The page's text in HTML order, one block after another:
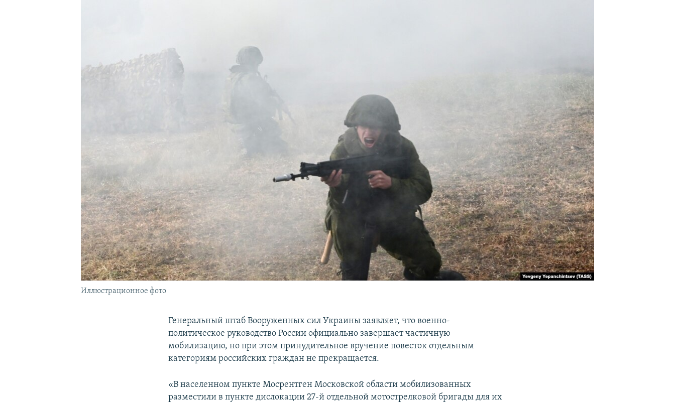
Иллюстрационное фото
Генеральный штаб Вооруженных сил Украины заявляет, что военно-
политическое руководство России официально завершает частичную
мобилизацию, но при этом принудительное вручение повесток отдельным
категориям российских граждан не прекращается.
«В населенном пункте Мосрентген Московской области мобилизованных
разместили в пункте дислокации 27-й отдельной мотострелковой бригады для их